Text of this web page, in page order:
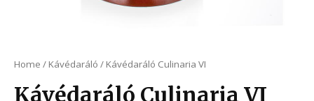
Home / Kávédaráló / Kávédaráló Culinaria VI
Kávédaráló Culinaria VI